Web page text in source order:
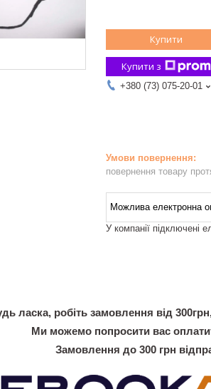
Купити
Купити з
+380 (73) 075-20-01
повернення товару
У компанії підключені
ласка, робіть замовлення від
Ми можемо попросити вас
Замовлення до 300 грн